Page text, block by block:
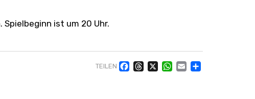
Spielbeginn ist um 20 Uhr.
TEILEN
Facebook
Threads
X WhatsApp
Email